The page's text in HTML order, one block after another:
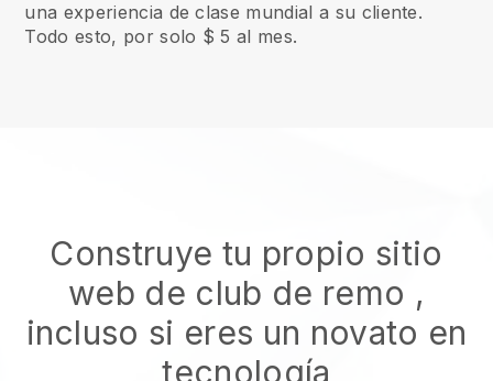
una experiencia de clase mundial a su cliente.
Todo esto, por solo $ 5 al mes.
Construye tu propio sitio
web de club de remo ,
incluso si eres un novato en
tecnología